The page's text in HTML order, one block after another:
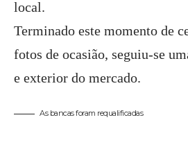
local.
Terminado este momento de
fotos de ocasião, seguiu-se
e exterior do mercado.
As bancas foram requalificadas